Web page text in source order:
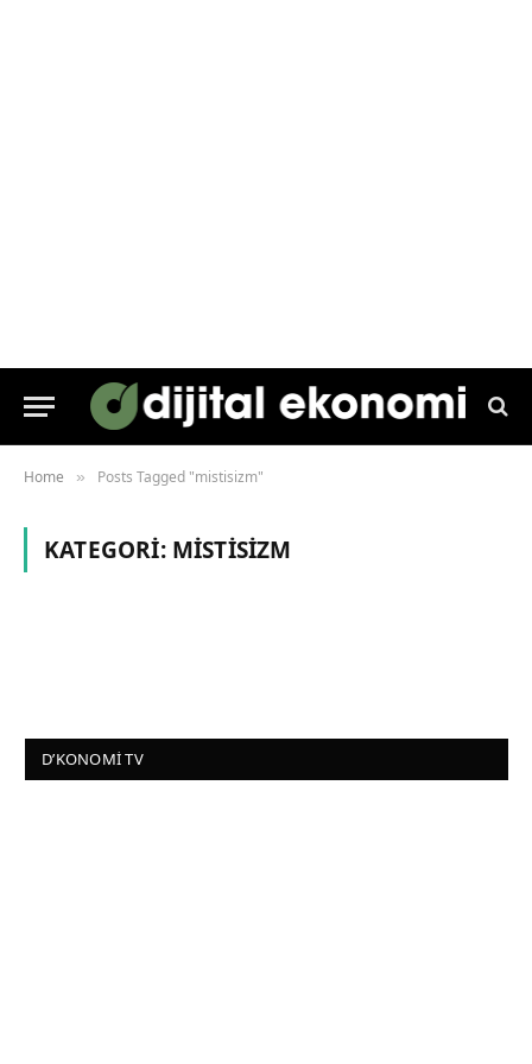
Home » Posts Tagged "mistisizm"
KATEGORI: MISTISIZM
D’KONOMI TV